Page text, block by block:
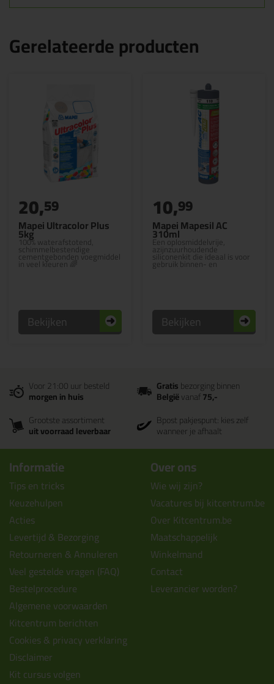
Gerelateerde producten
Mapei Ultracolor Plus
5kg
100% waterafstotend,
schimmelbestendige
cementgebonden voegmiddel
in veel kleuren 🌈
20,59
Bekijken
Mapei Mapesil AC
310ml
Een oplosmiddelvrije,
azijnzuurhoudende
siliconenkit die ideaal is voor
gebruik binnen- en
buitenshuis
10,99
Bekijken
Voor 21:00 uur besteld
morgen in huis
Gratisbezorging binnen
Belgiëvanaf75,-
Grootste assortiment
uit voorraad leverbaar
Bpost pakjespunt: kies zelf
wanneer je afhaalt
Informatie
Tips en tricks
Keuzehulpen
Acties
Levertijd & Bezorging
Retourneren & Annuleren
Veel gestelde vragen (FAQ)
Bestelprocedure
Algemene voorwaarden
Kitcentrum berichten
Cookies & privacy verklaring
Disclaimer
Kit cursus volgen
Over ons
Wie wij zijn?
Vacatures bij kitcentrum.be
Over Kitcentrum.be
Maatschappelijk
Winkelmand
Contact
Leverancier worden?